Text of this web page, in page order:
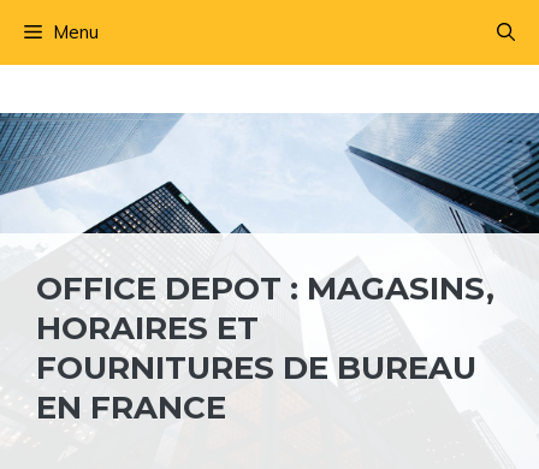
Menu
OFFICE DEPOT : MAGASINS,
HORAIRES ET
FOURNITURES DE BUREAU
EN FRANCE